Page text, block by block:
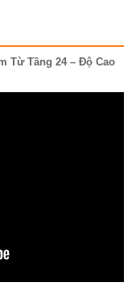
Từ Tầng 24 – Độ Cao